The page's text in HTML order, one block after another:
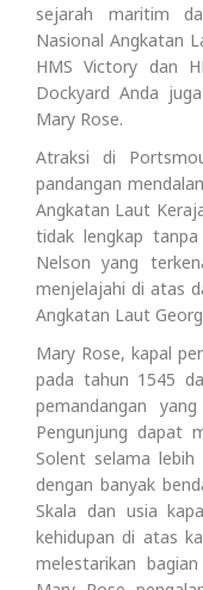
sejarah maritim
Nasional Angkatan
HMS Victory dan
Dockyard Anda
Mary Rose.
Atraksi di
pandangan
Angkatan Laut
tidak lengkap
Nelson yang
menjelajahi di atas
Angkatan Laut
Mary Rose, kapal
pada tahun 1545
pemandangan
Pengunjung dapat
Solent selama
dengan banyak
Skala dan usia
kehidupan di atas
melestarikan